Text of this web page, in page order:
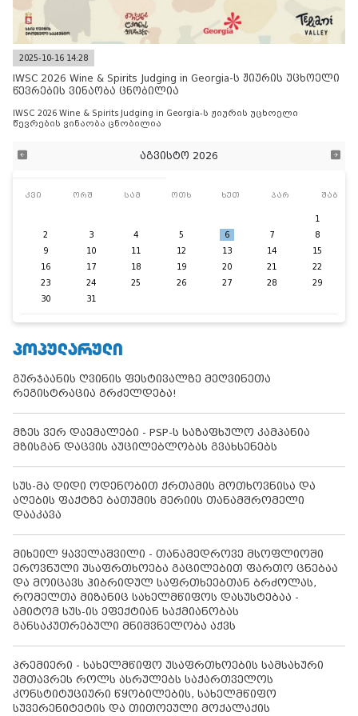
2025-10-16 14:28
IWSC 2026 Wine & Spirits Judging in Georgia-ს ჟიურის უცხოელი
წევრების ვინაობა ცნობილია
IWSC 2026 Wine & Spirits Judging in Georgia-ს ჟიურის უცხოელი
წევრების ვინაობა ცნობილია
აგვისტო 2026
კვი ორშ სამ ოთხ ხუთ პარ შაბ
1
2
3 4 5 6 7
8
9
10 11 12 13 14
15
16
17 18 19 20 21
22
23
24 25 26 27 28
29
30
31
ᲞᲝᲞᲣᲚᲐᲠᲣᲚᲘ
გურჯაანის ღვინის ფესტივალზე მეღვინეთა
რეგისტრაცია გრძელდება!
მზეს ვერ დაემალები - PSP-ს საზაფხულო კამპანია
მზისგან დაცვის აუცილებლობას გვახსენებს
სუს-მა დიდი ოდენობით ქრთამის მოთხოვნისა და
აღების ფაქტზე ბათუმის მერიის თანამშრომელი
დააკავა
მიხეილ ყაველაშვილი - თანამედროვე მსოფლიოში
ეროვნული უსაფრთხოება გაცილებით ფართო ცნებაა
და მოიცავს ჰიბრიდულ საფრთხეებთან ბრძოლას,
რომელთა მიზანიც სახელმწიფოს დასუსტებაა -
ამიტომ სუს-ის ეფექტიან საქმიანობას
განსაკუთრებული მნიშვნელობა აქვს
პრემიერი - სახელმწიფო უსაფრთხოების სამსახური
უმთავრეს როლს ასრულებს საქართველოს
კონსტიტუციური წყობილების, სახელმწიფო
სუვერენიტეტის და თითოეული მოქალაქის